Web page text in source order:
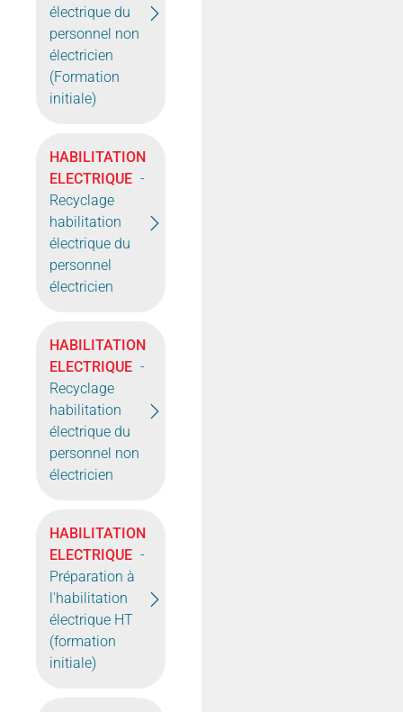
électrique du
personnel non
électricien
(Formation
initiale)
HABILITATION
ELECTRIQUE -
Recyclage
habilitation
électrique du
personnel
électricien
HABILITATION
ELECTRIQUE -
Recyclage
habilitation
électrique du
personnel non
électricien
HABILITATION
ELECTRIQUE -
Préparation à
l'habilitation
électrique HT
(formation
initiale)